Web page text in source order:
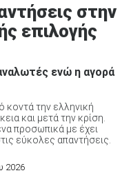
στην
επιλογής
ενώ η αγορά
κοντά την ελληνική
και μετά την κρίση.
προσωπικά με έχει
εύκολες απαντήσεις.
2026